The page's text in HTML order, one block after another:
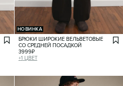
НОВИНКА
БРЮКИ ШИРОКИЕ ВЕЛЬВЕТОВЫЕ
СО СРЕДНЕЙ ПОСАДКОЙ
3999₽
+1 ЦВЕТ